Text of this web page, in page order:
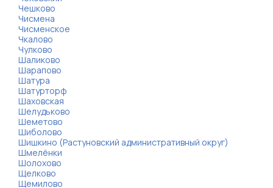
Чешково
Чисмена
Чисменское
Чкалово
Чулково
Шаликово
Шарапово
Шатура
Шатурторф
Шаховская
Шелудьково
Шеметово
Шиболово
Шишкино (Растуновский административный округ)
Шмелёнки
Шолохово
Щелково
Щемилово